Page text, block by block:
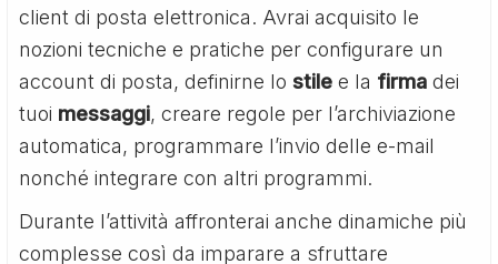
client di posta elettronica. Avrai acquisito le
nozioni tecniche e pratiche per configurare un
account di posta, definirne lostile e la firma dei
tuoi messaggi, creare regole per l’archiviazione
automatica, programmare l’invio delle e-mail
nonché integrare con altri programmi.
Durante l’attività affronterai anche dinamiche più
complesse così da imparare a sfruttare